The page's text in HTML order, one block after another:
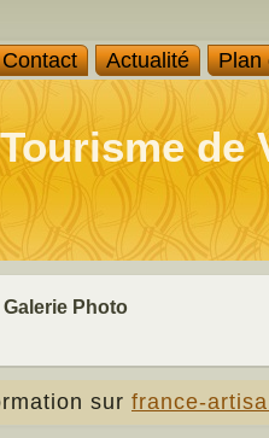
Contact Actualité Plan
de
Photo
sur france-